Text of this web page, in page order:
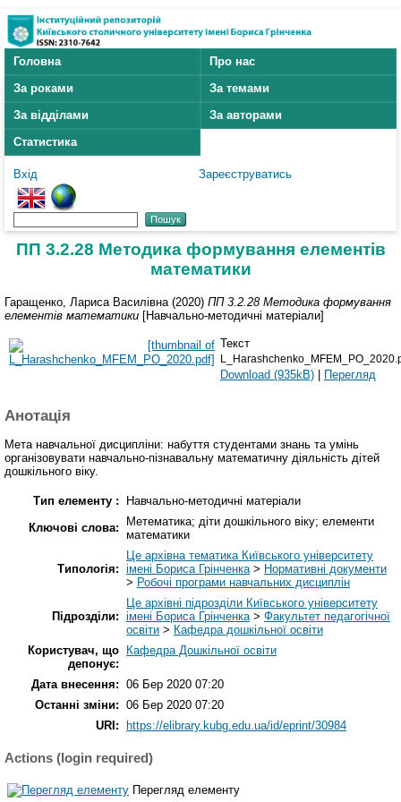
Головна
Про нас
За роками
За темами
За відділами
За авторами
Статистика
Вхід Зареєструватись
ПП 3.2.28 Методика формування елементів
математики
Гаращенко, Лариса Василівна (2020) ПП 3.2.28 Методика формування
елементів математики [Навчально-методичні матеріали]
Текст
Download (935kB) | Перегляд
Анотація
Мета навчальної дисципліни: набуття студентами знань та умінь
організовувати навчально-пізнавальну математичну діяльність дітей
дошкільного віку.
Тип елементу :
Навчально-методичні матеріали
Ключові слова:
Метематика; діти дошкільного віку; елементи
математики
Типологія:
Це архівна тематика Київського університету
імені Бориса Грінченка> Нормативні документи
> Робочі програми навчальних дисциплін
Підрозділи:
Це архівні підрозділи Київського університету
імені Бориса Грінченка> Факультет педагогічної
освіти > Кафедра дошкільної освіти
Користувач, що
депонує:
Кафедра Дошкільної освіти
Дата внесення: 06 Бер 2020 07:20
Останні зміни: 06 Бер 2020 07:20
URI:
https://elibrary.kubg.edu.ua/id/eprint/30984
Actions (login required)
Перегляд елементу